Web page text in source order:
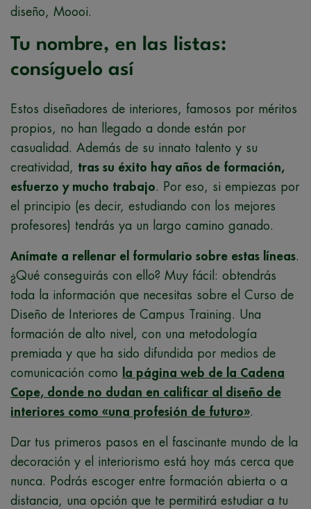
diseño, Moooi.
Tu nombre, en las listas:
consíguelo así
Estos diseñadores de interiores, famosos por méritos
propios, no han llegado a donde están por
casualidad. Además de su innato talento y su
creatividad, tras su éxito hay años de formación,
esfuerzo y mucho trabajo. Por eso, si empiezas por
el principio (es decir, estudiando con los mejores
profesores) tendrás ya un largo camino ganado.
Anímate a rellenar el formulario sobre estas líneas.
¿Qué conseguirás con ello? Muy fácil: obtendrás
toda la información que necesitas sobre el Curso de
Diseño de Interiores de Campus Training. Una
formación de alto nivel, con una metodología
premiada y que ha sido difundida por medios de
comunicación como
la página web de la Cadena
Cope, donde no dudan en calificar al diseño de
interiores como «una profesión de futuro».
Dar tus primeros pasos en el fascinante mundo de la
decoración y el interiorismo está hoy más cerca que
nunca. Podrás escoger entre formación abierta o a
distancia, una opción que te permitirá estudiar a tu